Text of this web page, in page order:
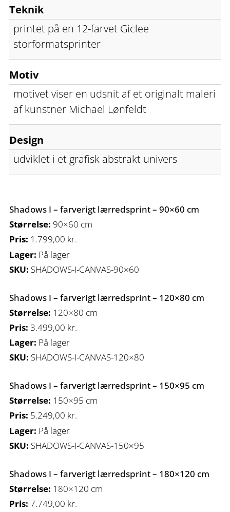
Teknik
printet på en 12-farvet Giclee
storformatsprinter
Motiv
motivet viser en udsnit af et originalt maleri
af kunstner Michael Lønfeldt
Design
udviklet i et grafisk abstrakt univers
Shadows I – farverigt lærredsprint – 90×60 cm
Størrelse: 90×60 cm
Pris: 1.799,00 kr.
Lager: På lager
SKU: SHADOWS-I-CANVAS-90×60
Shadows I – farverigt lærredsprint – 120×80 cm
Størrelse: 120×80 cm
Pris: 3.499,00 kr.
Lager: På lager
SKU: SHADOWS-I-CANVAS-120×80
Shadows I – farverigt lærredsprint – 150×95 cm
Størrelse: 150×95 cm
Pris: 5.249,00 kr.
Lager: På lager
SKU: SHADOWS-I-CANVAS-150×95
Shadows I – farverigt lærredsprint – 180×120 cm
Størrelse: 180×120 cm
Pris: 7.749,00 kr.